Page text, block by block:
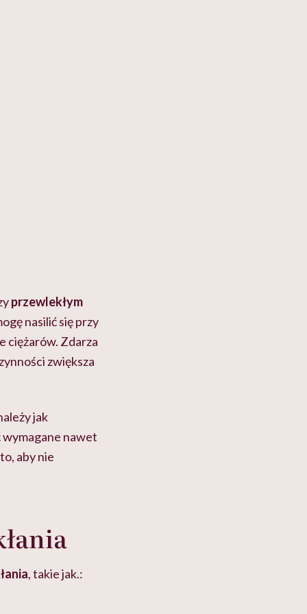
przewlekłym
nasilić się przy
ciężarów. Zdarza
zwiększa
jak
wymagane nawet
aby nie
, takie jak.: